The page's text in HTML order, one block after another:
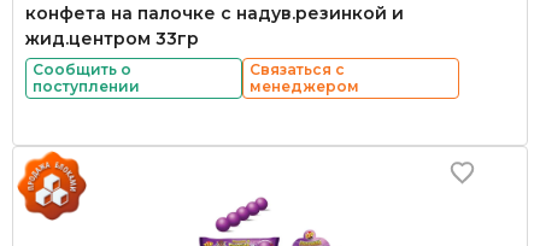
конфета на палочке с надув.резинкой и
жид.центром 33гр
Сообщить о
поступлении
Связаться с
менеджером